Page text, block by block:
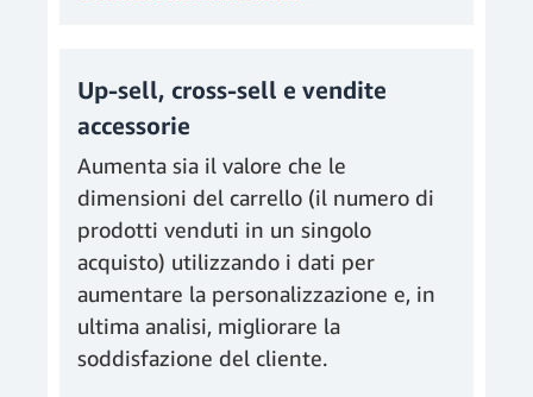
Up-sell, cross-sell e vendite
accessorie
Aumenta sia il valore che le
dimensioni del carrello (il numero di
prodotti venduti in un singolo
acquisto) utilizzando i dati per
aumentare la personalizzazione e, in
ultima analisi, migliorare la
soddisfazione del cliente.